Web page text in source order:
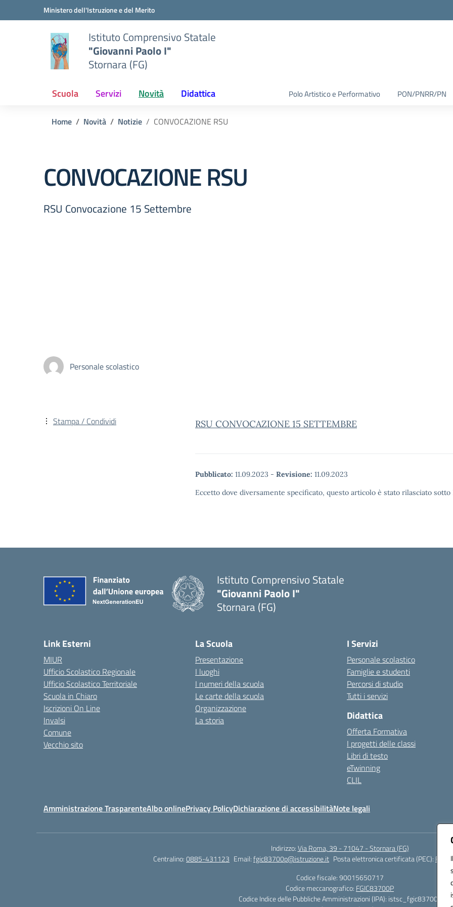
Vai ai contenuti
Vai al menu di navigazioneMinistero dell'Istruzione e del Merito
Istituto Comprensivo Statale
"Giovanni Paolo I"
Stornara (FG)
Scuola Servizi Novità Didattica Polo Artistico e Performativo PON/PNRR/PN
Home Novità Notizie CONVOCAZIONE RSU
CONVOCAZIONE RSU
RSU Convocazione 15 Settembre
Personale scolastico
RSU CONVOCAZIONE 15 SETTEMBRE
Pubblicato: 11.09.2023 - Revisione: 11.09.2023
Eccetto dove diversamente specificato, questo articolo è stato rilasciato
Stampa / Condividi
Istituto Comprensivo Statale
"Giovanni Paolo I"
Stornara (FG)
Link Esterni
MIUR
Ufficio Scolastico Regionale
Ufficio Scolastico Territoriale
Scuola in Chiaro
Iscrizioni On Line
Invalsi
Comune
Vecchio sito
La Scuola
Presentazione
I luoghi
I numeri della scuola
Le carte della scuola
Organizzazione
La storia
I Servizi
Personale scolastico
Famiglie e studenti
Percorsi di studio
Tutti i servizi
Didattica
Offerta Formativa
I progetti delle classi
Libri di testo
eTwinning
CLIL
Amministrazione TrasparenteAlbo onlinePrivacy PolicyDichiarazione di accessibilitàNote legali
Indirizzo:Via Roma, 39 - 71047 - Stornara (FG)
Centralino:0885-431123 Email:fgic83700p@istruzione.it Posta elettronica certificata (PEC):
Codice fiscale: 90015650717
Codice meccanografico: FGIC83700P
Codice Indice delle Pubbliche Amministrazioni (IPA): istsc_fgic83700p